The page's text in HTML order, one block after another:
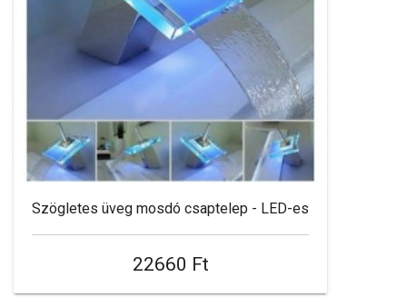
Szögletes üveg mosdó csaptelep - LED-es
22660 Ft